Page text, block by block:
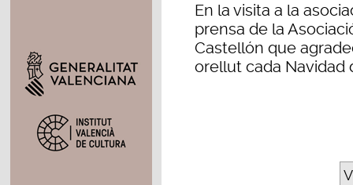
En la visita a la
prensa de la
Castellón que
orellut cada Navidad